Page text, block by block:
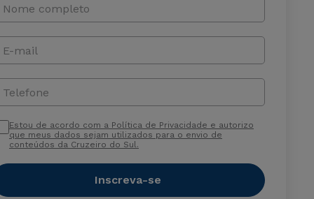
Nome completo
E-mail
Telefone
Estou de acordo com a Política de Privacidade e autorizo
que meus dados sejam utilizados para o envio de
conteúdos da Cruzeiro do Sul.
Inscreva-se